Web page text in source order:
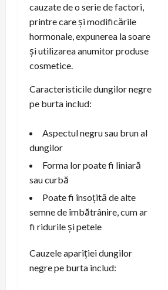
cauzate de o serie de factori,
printre care și modificările
hormonale, expunerea la soare
și utilizarea anumitor produse
cosmetice.
Caracteristicile dungilor negre
pe burta includ:
Aspectul negru sau brun al
dungilor
Forma lor poate fi liniară
sau curbă
Poate fi însoțită de alte
semne de îmbătrânire, cum ar
fi ridurile și petele
Cauzele apariției dungilor
negre pe burta includ: